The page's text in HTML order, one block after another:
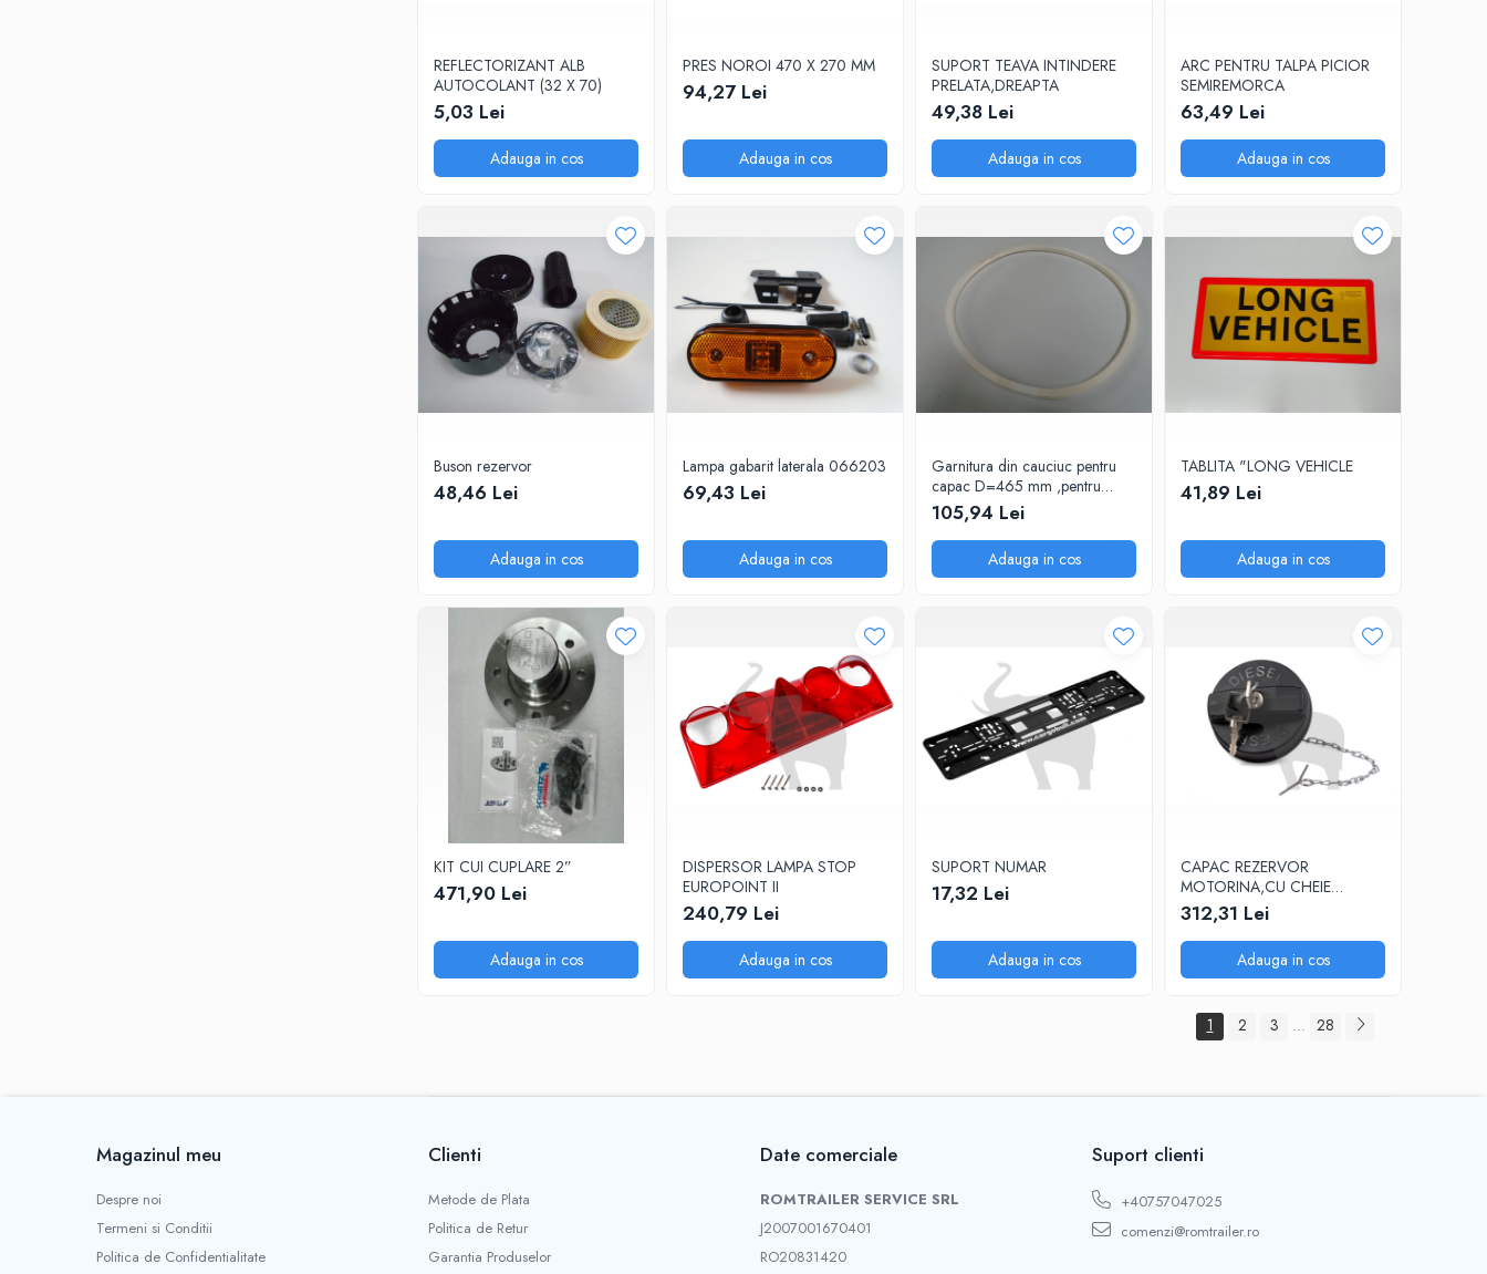
REFLECTORIZANT ALB
AUTOCOLANT (32 X 70)
5,03 Lei
Adauga in cos
PRES NOROI 470 X 270 MM
94,27 Lei
Adauga in cos
SUPORT TEAVA INTINDERE
PRELATA,DREAPTA
49,38 Lei
Adauga in cos
ARC PENTRU TALPA PICIOR
SEMIREMORCA
63,49 Lei
Adauga in cos
Buson rezervor
48,46 Lei
Adauga in cos
Lampa gabarit laterala 066203
69,43 Lei
Adauga in cos
Garnitura din cauciuc pentru
capac D=465 mm ,pentru
SPITZER SILO
105,94 Lei
Adauga in cos
TABLITA "LONG VEHICLE
41,89 Lei
Adauga in cos
KIT CUI CUPLARE 2”
471,90 Lei
Adauga in cos
DISPERSOR LAMPA STOP
EUROPOINT II
240,79 Lei
Adauga in cos
SUPORT NUMAR
17,32 Lei
Adauga in cos
CAPAC REZERVOR
MOTORINA,CU CHEIE
1086671
312,31 Lei
Adauga in cos
1 2 3 ... 28
Magazinul meu
Despre noi
Termeni si Conditii
Politica de Confidentialitate
Clienti
Metode de Plata
Politica de Retur
Garantia Produselor
Date comerciale
ROMTRAILER SERVICE SRL
J2007001670401
RO20831420
Suport clienti
+40757047025
comenzi@romtrailer.ro